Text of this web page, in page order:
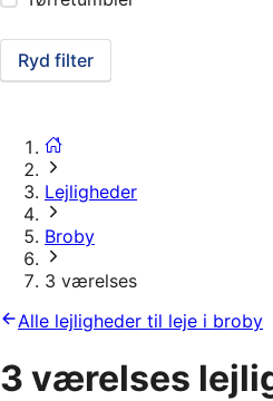
Ryd filter
Lejligheder
Broby
3 værelses
Alle lejligheder til leje i broby
3 værelses